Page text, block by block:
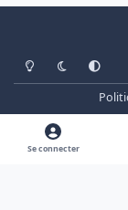
Light ModeDark ModeSystem
Se connecter